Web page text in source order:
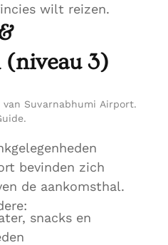
wilt reizen.
(niveau 3)
Suvarnabhumi Airport.
bevinden zich
de aankomsthal.
snacks en